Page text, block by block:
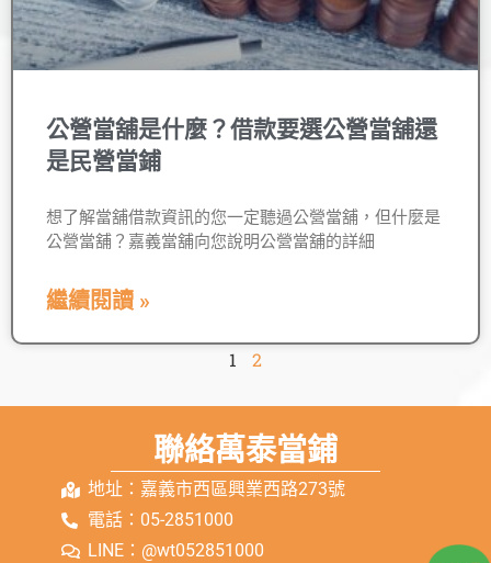
公營當舖是什麼？借款要選公營當舖還
是民營當鋪
想了解當舖借款資訊的您一定聽過公營當舖，但什麼是
公營當舖？嘉義當舖向您說明公營當舖的詳細
繼續閱讀 »
1 2
聯絡萬泰當鋪
地址：嘉義市西區興業西路273號
電話：05-2851000
LINE：@wt052851000